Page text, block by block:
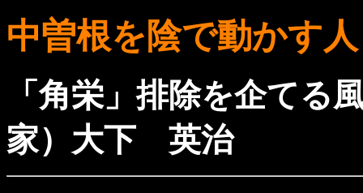
中曽根を陰で動かす
「角栄」排除を企て
家）大下 英治